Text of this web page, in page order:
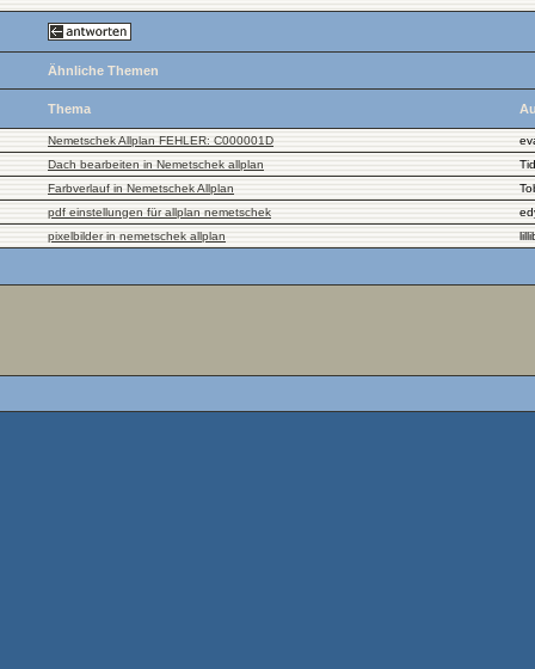
Ähnliche Themen
Thema
Nemetschek Allplan FEHLER: C000001D
Dach bearbeiten in Nemetschek allplan
Farbverlauf in Nemetschek Allplan
pdf einstellungen für allplan nemetschek
pixelbilder in nemetschek allplan